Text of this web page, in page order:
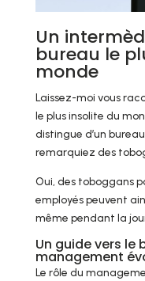
Un
bureau le
monde
Laissez-moi vous
le plus insolite du
distingue d’un
remarquiez des
Oui, des toboggans
employés peuvent
même pendant la
Un guide vers le
management
Le rôle du